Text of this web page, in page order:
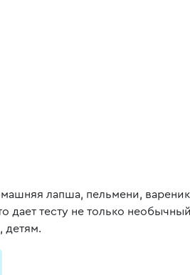
лапша, пельмени,
дает тесту не только
детям.